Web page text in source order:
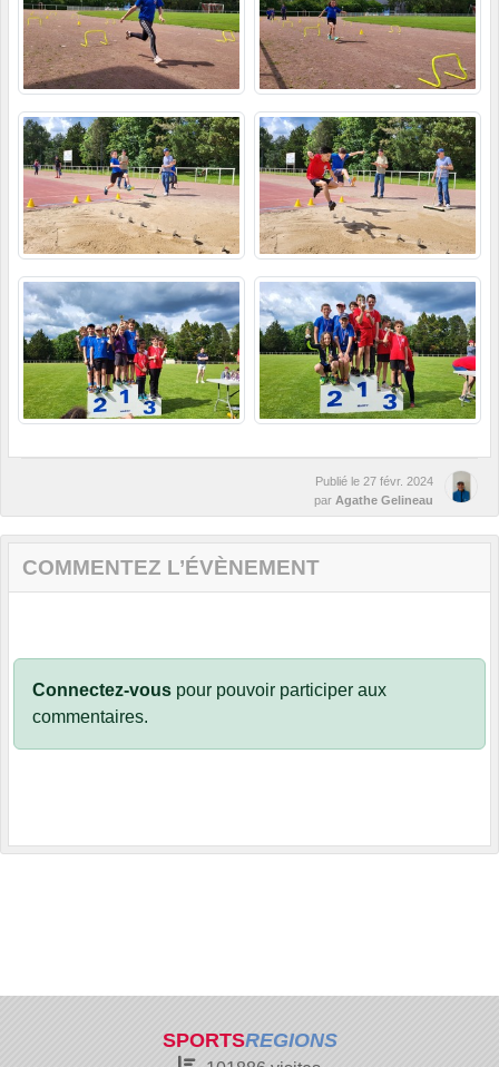
Publié le 27 févr. 2024
par Agathe Gelineau
COMMENTEZ L’ÉVÈNEMENT
Connectez-vous pour pouvoir participer aux
commentaires.
SPORTSREGIONS